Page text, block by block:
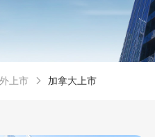
上市 加拿大上市